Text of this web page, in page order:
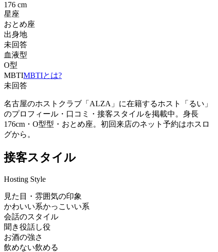
176 cm
星座
おとめ座
出身地
未回答
血液型
O型
MBTIMBTIとは?
未回答
名古屋のホストクラブ「ALZA」に在籍するホスト「るい」
のプロフィール・口コミ・接客スタイルを掲載中。身長
176cm・O型型・おとめ座。初回来店のネット予約はホスロ
グから。
接客スタイル
Hosting Style
見た目・雰囲気の印象
かわいい系かっこいい系
会話のスタイル
聞き役話し役
お酒の強さ
飲めない飲める